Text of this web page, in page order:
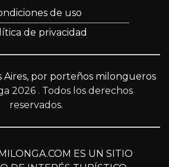
de uso
de privacidad
Aires, por porteños milongueros
2026 . Todos los derechos
reservados.
ES UN SITIO